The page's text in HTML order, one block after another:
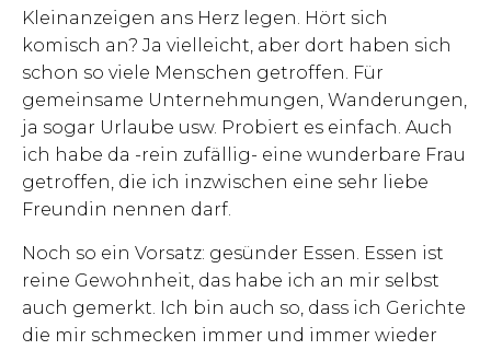
Kleinanzeigen ans Herz legen. Hört sich
komisch an? Ja vielleicht, aber dort haben sich
schon so viele Menschen getroffen. Für
gemeinsame Unternehmungen, Wanderungen,
ja sogar Urlaube usw. Probiert es einfach. Auch
ich habe da -rein zufällig- eine wunderbare Frau
getroffen, die ich inzwischen eine sehr liebe
Freundin nennen darf.
Noch so ein Vorsatz: gesünder Essen. Essen ist
reine Gewohnheit, das habe ich an mir selbst
auch gemerkt. Ich bin auch so, dass ich Gerichte
die mir schmecken immer und immer wieder